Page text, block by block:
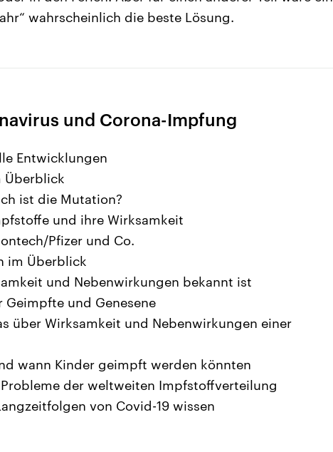
wahrscheinlich die beste Lösung.
und Corona-Impfung
Entwicklungen
Überblick
ist die Mutation?
und ihre Wirksamkeit
Pfizer und Co.
im Überblick
und Nebenwirkungen bekannt ist
Geimpfte und Genesene
über Wirksamkeit und Nebenwirkungen einer
wann Kinder geimpft werden könnten
der weltweiten Impfstoffverteilung
von Covid-19 wissen